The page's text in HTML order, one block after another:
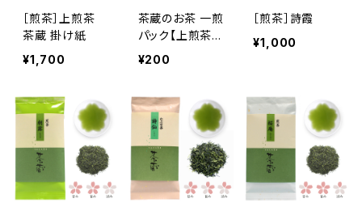
［煎茶］上煎茶
茶蔵 掛け紙
¥1,700
茶蔵のお茶 一煎
パック【上煎茶
茶蔵（さくら）】
¥200
［煎茶］詩霞
¥1,000